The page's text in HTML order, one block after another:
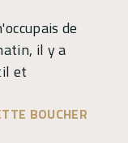
de
il y a
et
BOUCHER